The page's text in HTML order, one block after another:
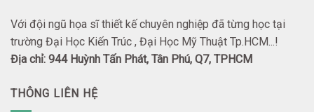
Với đội ngũ họa sĩ thiết kế chuyên nghiệp đã từng học tại
trường Đại Học Kiến Trúc , Đại Học Mỹ Thuật Tp.HCM...!
Địa chỉ: 944 Huỳnh Tấn Phát, Tân Phú, Q7, TPHCM
THÔNG LIÊN HỆ